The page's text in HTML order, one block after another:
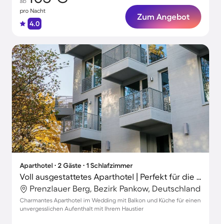
pro Nacht
4.0
Zum Angebot
Aparthotel ∙ 2 Gäste ∙ 1 Schlafzimmer
Voll ausgestattetes Aparthotel | Perfekt für die Arbeit von Zuhause | Haustierfreundlich
Prenzlauer Berg, Bezirk Pankow, Deutschland
Charmantes Aparthotel im Wedding mit Balkon und Küche für einen
unvergesslichen Aufenthalt mit Ihrem Haustier